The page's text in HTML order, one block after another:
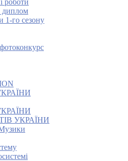
роботи
диплом
1-го сезону
УКРАЇНИ